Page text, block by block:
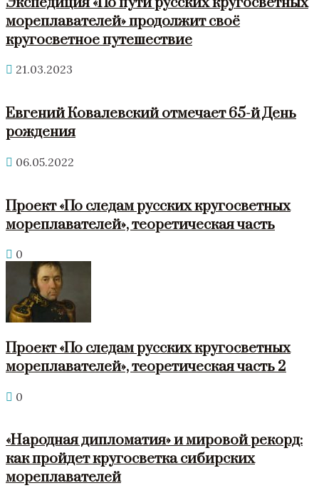
мореплавателей» продолжит своё
кругосветное путешествие
21.03.2023
Евгений Ковалевский отмечает 65-й День
рождения
06.05.2022
Проект «По следам русских кругосветных
мореплавателей», теоретическая часть
0
Проект «По следам русских кругосветных
мореплавателей», теоретическая часть 2
0
«Народная дипломатия» и мировой рекорд:
как пройдет кругосветка сибирских
мореплавателей